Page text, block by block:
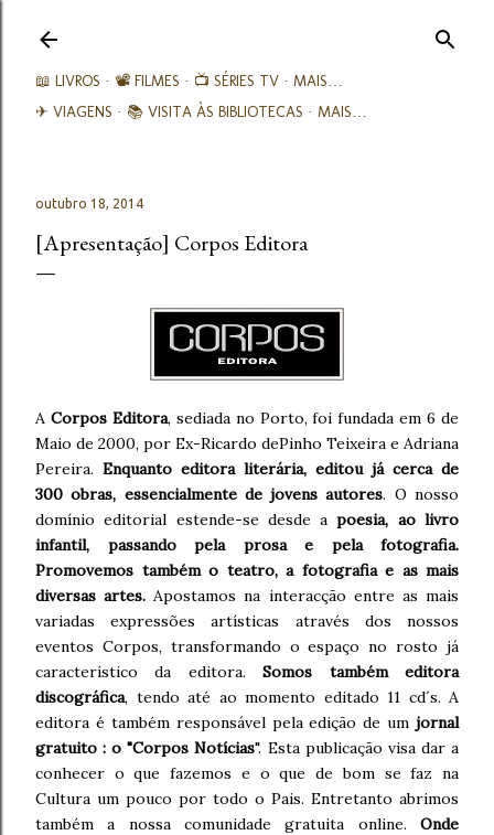
📖 LIVROS 📽️ FILMES 📺 SÉRIES TV
MAIS…
✈ VIAGENS
📚︎ VISITA ÀS BIBLIOTECAS MAIS…
outubro 18, 2014
[Apresentação] Corpos Editora
A Corpos Editora, sediada no Porto, foi fundada em 6 de
Maio de 2000, por Ex-Ricardo dePinho Teixeira e Adriana
Pereira. Enquanto editora literária, editou já cerca de
300 obras, essencialmente de jovens autores. O nosso
domínio editorial estende-se desde apoesia, ao livro
infantil, passando pela prosa e pela fotografia.
Promovemos também o teatro, a fotografia e as mais
diversas artes. Apostamos na interacção entre as mais
variadas expressões artísticas através dos nossos
eventos Corpos, transformando o espaço no rosto já
característico da editora.Somos também editora
discográfica, tendo até ao momento editado 11 cd´s. A
editora é também responsável pela edição de um jornal
gratuito : o "Corpos Notícias". Esta publicação visa dar a
conhecer o que fazemos e o que de bom se faz na
Cultura um pouco por todo o Pais. Entretanto abrimos
também a nossa comunidade gratuita online. Onde